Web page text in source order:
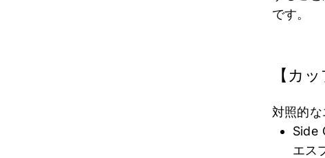
です。
【カ
対照的
Side
エス